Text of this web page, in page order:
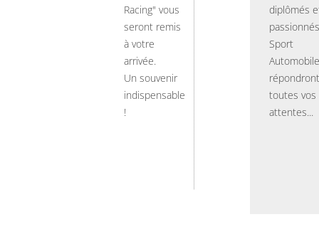
Racing" vous
seront remis
à votre
arrivée.
Un souvenir
indispensable
!
diplômés
Sport
Automobile
toutes vos
attentes...